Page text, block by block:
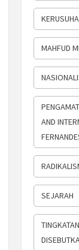
MAHFUD
AND
SEJARAH